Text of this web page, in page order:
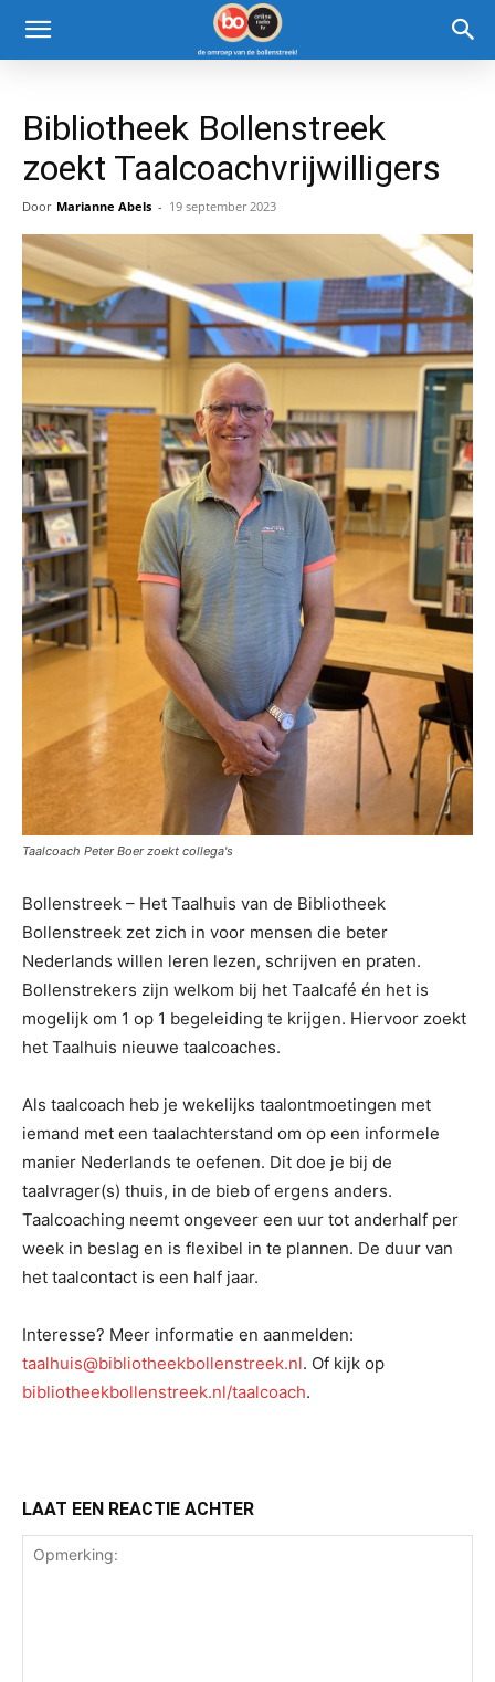
Bibliotheek Bollenstreek
zoekt Taalcoachvrijwilligers
Door Marianne Abels - 19 september 2023
Taalcoach Peter Boer zoekt collega's
Bollenstreek – Het Taalhuis van de Bibliotheek
Bollenstreek zet zich in voor mensen die beter
Nederlands willen leren lezen, schrijven en praten.
Bollenstrekers zijn welkom bij het Taalcafé én het is
mogelijk om 1 op 1 begeleiding te krijgen. Hiervoor zoekt
het Taalhuis nieuwe taalcoaches.
Als taalcoach heb je wekelijks taalontmoetingen met
iemand met een taalachterstand om op een informele
manier Nederlands te oefenen. Dit doe je bij de
taalvrager(s) thuis, in de bieb of ergens anders.
Taalcoaching neemt ongeveer een uur tot anderhalf per
week in beslag en is flexibel in te plannen. De duur van
het taalcontact is een half jaar.
Interesse? Meer informatie en aanmelden:
taalhuis@bibliotheekbollenstreek.nl. Of kijk op
bibliotheekbollenstreek.nl/taalcoach.
LAAT EEN REACTIE ACHTER